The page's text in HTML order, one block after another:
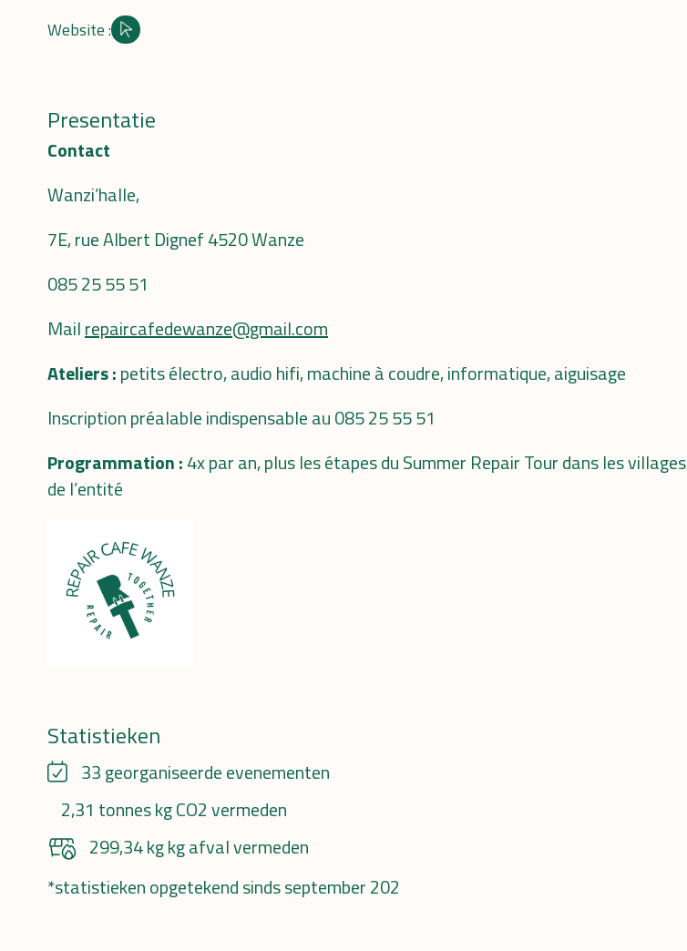
Website :
Site internet
Presentatie
Contact
Wanzi’halle,
7E, rue Albert Dignef 4520 Wanze
085 25 55 51
Mailrepaircafedewanze@gmail.com
Ateliers :petits électro, audio hifi, machine à coudre, informatique, aiguisage
Inscription préalable indispensable au 085 25 55 51
Programmation :4x par an, plus les étapes du Summer Repair Tour dans les villages
de l’entité
Statistieken
33 georganiseerde evenementen
2,31 tonnes kg CO2 vermeden
299,34 kg kg afval vermeden
*statistieken opgetekend sinds september 202